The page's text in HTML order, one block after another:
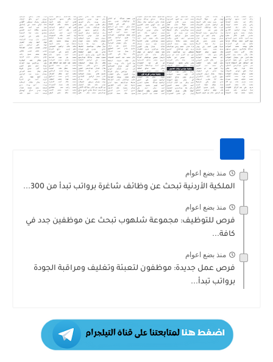
منذ بضع اعوام
الملكية الأردنية تبحث عن وظائف شاغرة برواتب تبدأ من 300...
منذ بضع اعوام
فرص للتوظيف: مجموعة شلهوب تبحث عن موظفين جدد في
كافة...
منذ بضع اعوام
فرص عمل جديدة: موظفون لتعبئة وتغليف ومراقبة الجودة
برواتب تبدأ...